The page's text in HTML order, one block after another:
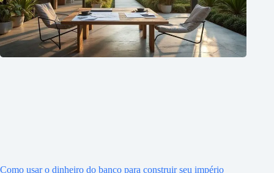
Como usar o dinheiro do banco para construir seu império